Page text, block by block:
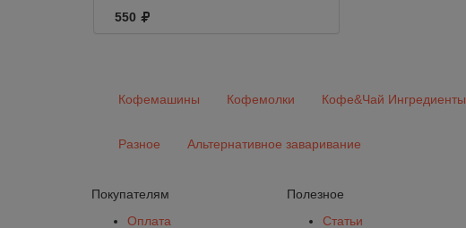
550
Кофемашины Кофемолки Кофе&Чай Ингредиенты
Разное Альтернативное заваривание
Покупателям
Оплата
Полезное
Статьи